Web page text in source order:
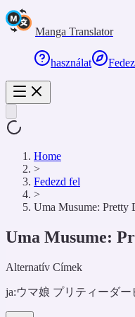
Manga Translator
használat
Home
>
Fedezd fel
>
Uma Musume: Pretty
Uma Musume:
Alternatív Címek
ja:ウマ娘 プリティーダ